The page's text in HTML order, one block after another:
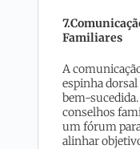
Familiares
A
espinha
bem-
conselhos
um fórum
alinhar